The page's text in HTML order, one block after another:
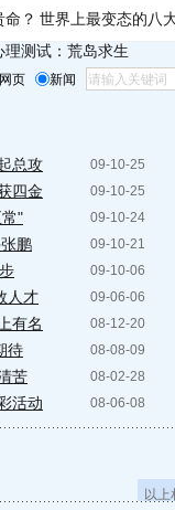
？ 世界上最变态的八
测试：荒岛求生
网页 新闻
09-10-25
总攻
09-10-25
四金
09-10-24
"
09-10-21
鹏
09-10-06
09-06-06
人才
08-12-20
有名
08-08-09
待
08-02-28
苦
08-06-08
活动
以